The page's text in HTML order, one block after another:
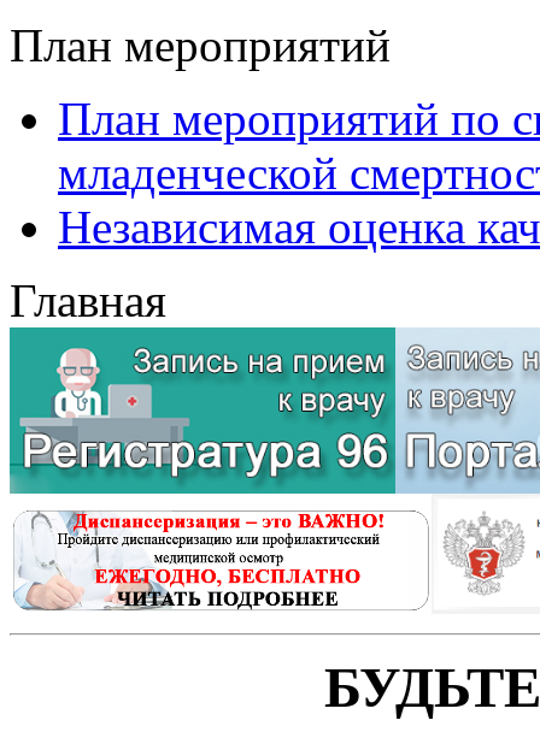
План мероприятий
План мероприятий по
младенческой
Независимая оценка
Главная